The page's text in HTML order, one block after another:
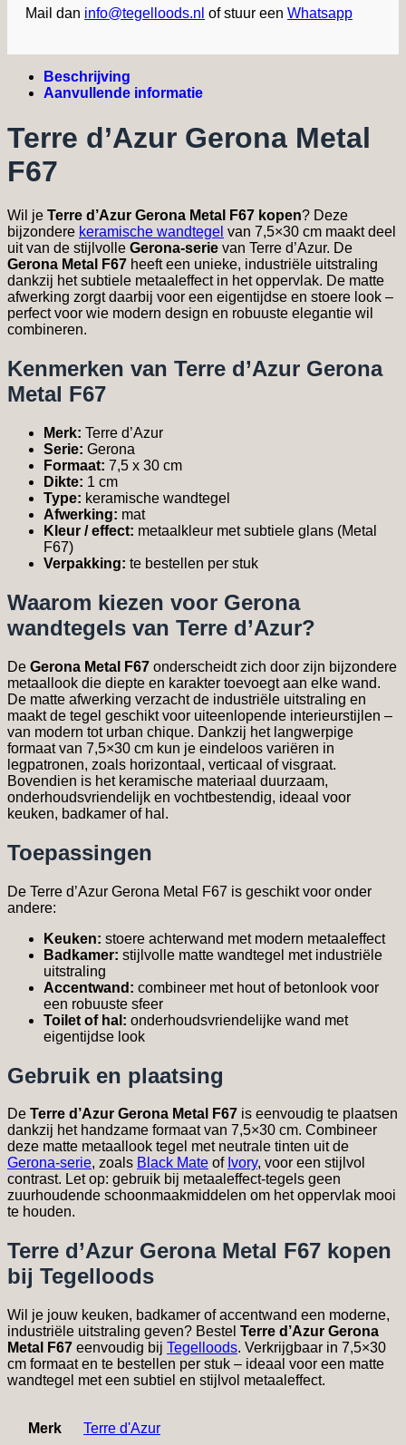
Mail dan info@tegelloods.nl of stuur een Whatsapp
Beschrijving
Aanvullende informatie
Terre d’Azur Gerona Metal
F67
Wil je Terre d’Azur Gerona Metal F67 kopen? Deze
bijzondere keramische wandtegel van 7,5×30 cm maakt deel
uit van de stijlvolle Gerona-serie van Terre d’Azur. De
Gerona Metal F67 heeft een unieke, industriële uitstraling
dankzij het subtiele metaaleffect in het oppervlak. De matte
afwerking zorgt daarbij voor een eigentijdse en stoere look –
perfect voor wie modern design en robuuste elegantie wil
combineren.
Kenmerken van Terre d’Azur Gerona
Metal F67
Merk: Terre d’Azur
Serie: Gerona
Formaat: 7,5 x 30 cm
Dikte: 1 cm
Type: keramische wandtegel
Afwerking: mat
Kleur / effect: metaalkleur met subtiele glans (Metal
F67)
Verpakking: te bestellen per stuk
Waarom kiezen voor Gerona
wandtegels van Terre d’Azur?
De Gerona Metal F67 onderscheidt zich door zijn bijzondere
metaallook die diepte en karakter toevoegt aan elke wand.
De matte afwerking verzacht de industriële uitstraling en
maakt de tegel geschikt voor uiteenlopende interieurstijlen –
van modern tot urban chique. Dankzij het langwerpige
formaat van 7,5×30 cm kun je eindeloos variëren in
legpatronen, zoals horizontaal, verticaal of visgraat.
Bovendien is het keramische materiaal duurzaam,
onderhoudsvriendelijk en vochtbestendig, ideaal voor
keuken, badkamer of hal.
Toepassingen
De Terre d’Azur Gerona Metal F67 is geschikt voor onder
andere:
Keuken: stoere achterwand met modern metaaleffect
Badkamer: stijlvolle matte wandtegel met industriële
uitstraling
Accentwand: combineer met hout of betonlook voor
een robuuste sfeer
Toilet of hal: onderhoudsvriendelijke wand met
eigentijdse look
Gebruik en plaatsing
De Terre d’Azur Gerona Metal F67 is eenvoudig te plaatsen
dankzij het handzame formaat van 7,5×30 cm. Combineer
deze matte metaallook tegel met neutrale tinten uit de
Gerona-serie, zoals Black Mate of Ivory, voor een stijlvol
contrast. Let op: gebruik bij metaaleffect-tegels geen
zuurhoudende schoonmaakmiddelen om het oppervlak mooi
te houden.
Terre d’Azur Gerona Metal F67 kopen
bij Tegelloods
Wil je jouw keuken, badkamer of accentwand een moderne,
industriële uitstraling geven? Bestel Terre d’Azur Gerona
Metal F67 eenvoudig bij Tegelloods. Verkrijgbaar in 7,5×30
cm formaat en te bestellen per stuk – ideaal voor een matte
wandtegel met een subtiel en stijlvol metaaleffect.
Merk Terre d'Azur